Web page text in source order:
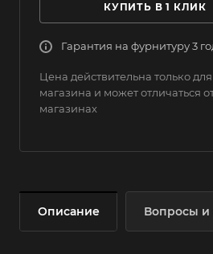
КУПИТЬ В 1 КЛИК
Гарантия на фурнитуру 3
Цена действительна только
магазина и может отличаться
магазинах
Описание Вопросы и